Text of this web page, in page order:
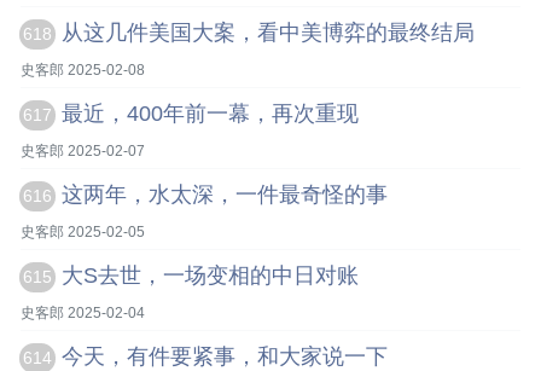
618 从这几件美国大案，看中美博弈的最终结局
史客郎 2025-02-08
617 最近，400年前一幕，再次重现
史客郎 2025-02-07
616 这两年，水太深，一件最奇怪的事
史客郎 2025-02-05
615 大S去世，一场变相的中日对账
史客郎 2025-02-04
614 今天，有件要紧事，和大家说一下